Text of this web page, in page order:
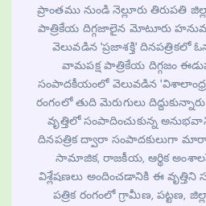
ప్రాంతము నుండి నెల్లూరు తిరుపతి
పాత్రికేయ దిగ్గజాలైన మోటూరు
వెలువడిన 'ప్రజాశక్తి' దినపత్రికలో
వామపక్ష పాత్రికేయ దిగ్గజం
సంపాదకీయంలో వెలువడిన 'విశాలాంధ్ర'
రంగంలో తుది మెరుగులు
వృత్తిలో సంపాదించుకున్న
దినపత్రిక ద్వారా సంపాదకులుగా
సామాజిక, రాజకీయ, ఆర్థిక
విశ్లేషణలు అందించడానికి ఈ
పత్రిక రంగంలో గ్రామీణ, పట్టణ,